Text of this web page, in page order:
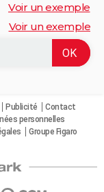
Voir un exemple
Voir un exemple
Publicité
Contact
personnelles
Groupe Figaro